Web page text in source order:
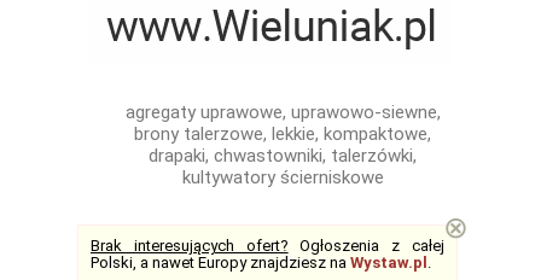
agregaty uprawowe, uprawowo-siewne,
brony talerzowe, lekkie, kompaktowe,
drapaki, chwastowniki, talerzówki,
kultywatory ścierniskowe
Brak interesujących ofert? Ogłoszenia z całej
Polski, a nawet Europy znajdziesz na Wystaw.pl .
⊗